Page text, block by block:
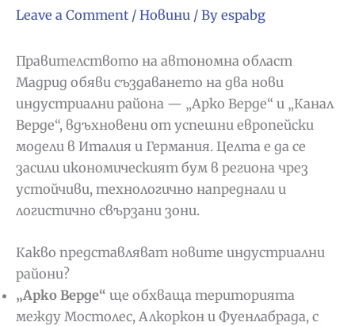
Leave a Comment / Новини / By espabg
Правителството на автономна област
Мадрид обяви създаването на два нови
индустриални района — „Арко Верде“ и „Канал
Верде“, вдъхновени от успешни европейски
модели в Италия и Германия. Целта е да се
засили икономическият бум в региона чрез
устойчиви, технологично напреднали и
логистично свързани зони.
Какво представляват новите индустриални
райони?
„Арко Верде“ ще обхваща територията
между Мостолес, Алкоркон и Фуенлабрада, с